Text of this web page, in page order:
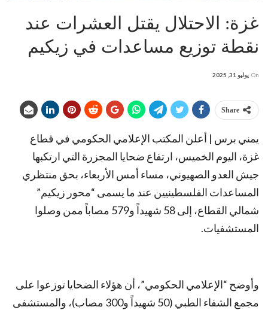
غزة: الاحتلال يقتل العشرات عند
نقطة توزيع مساعدات في زيكيم
On يوليو 31, 2025
Share
يمني برس | أعلن المكتب الإعلامي الحكومي في قطاع
غزة، اليوم الخميس، ارتفاع ضحايا المجزرة التي ارتكبها
جيش العدو الصهيوني، مساء أمس الأربعاء، بحق منتظري
المساعدات الفلسطينيين عند ما يسمى “محور زيكيم”
شمالي القطاع، إلى 58 شهيداً و579 مصاباً ممن وصلوا
المستشفيات.
وأوضح “الإعلامي الحكومي”، أن هؤلاء الضحايا توزعوا على
مجمع الشفاء الطبي (50 شهيداً و300 مصاب)، والمستشفى